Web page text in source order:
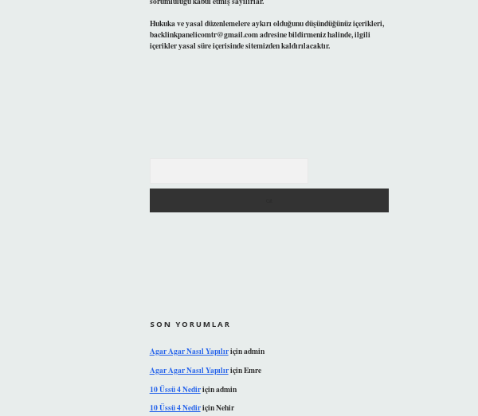
Hukuka ve yasal düzenlemelere aykırı olduğunu düşündüğünüz içerikleri,
backlinkpanelicomtr@gmail.comadresine bildirmeniz halinde, ilgili
içerikler yasal süre içerisinde sitemizden kaldırılacaktır.
SON YORUMLAR
Agar Agar Nasıl Yapılıriçinadmin
Agar Agar Nasıl YapılıriçinEmre
10 Üssü 4 Nediriçinadmin
10 Üssü 4 NediriçinNehir